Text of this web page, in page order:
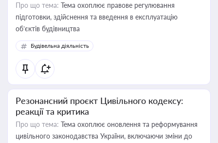
Про що тема: Тема охоплює правове регулювання
підготовки, здійснення та введення в експлуатацію
об’єктів будівництва
Будівельна діяльність
Резонансний проєкт Цивільного кодексу:
реакції та критика
Про що тема: Тема охоплює оновлення та реформування
цивільного законодавства України, включаючи зміни до